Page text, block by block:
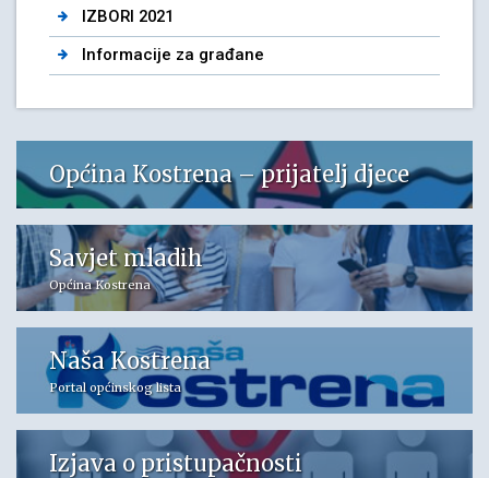
IZBORI 2021
Informacije za građane
Općina Kostrena – prijatelj djece
Savjet mladih
Općina Kostrena
Naša Kostrena
Portal općinskog lista
Izjava o pristupačnosti